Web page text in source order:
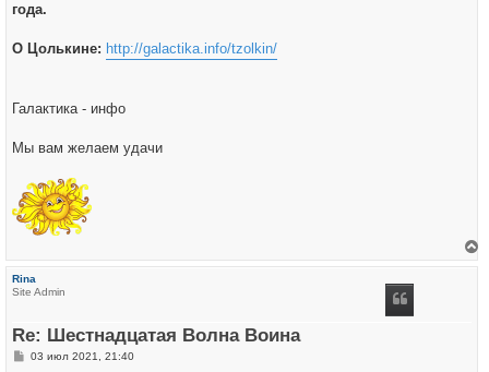
года.
О Цолькине: http://galactika.info/tzolkin/
Галактика - инфо
Мы вам желаем удачи
Rina
Site Admin
Re: Шестнадцатая Волна Воина
С03 июл 2021, 21:40